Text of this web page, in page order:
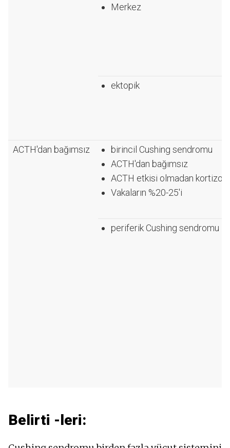
Merkez
ektopik
ACTH'dan bağımsız
birincil Cushing sendromu
ACTH'dan bağımsız
ACTH etkisi olmadan kortizol
Vakaların %20-25'i
periferik Cushing sendromu
Belirti -leri: